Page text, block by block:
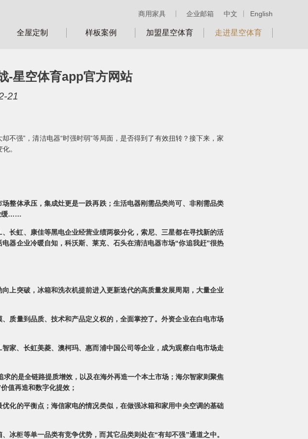
中文 English
商用家具 企业邮箱
全屋定制 样板案例 加盟星空体育 走进星空体育
-星空体育app官方网站
21
不强”，清洁电器“时强时弱”等局面，是否得到了有效扭转？接下来，家
。
整体承压，集成灶更是一跌再跌；生活电器刚需品类尚可、非刚需品类
缓……
长虹、康佳等黑电企业经营业绩两极分化，索尼、三星都在寻找新的活
器企业冷暖自知，科沃斯、莱克、石头在清洁电器市场“你追我赶”很热
上突破，冰箱和洗衣机提前进入更新迭代的高质量发展周期，大量企业
质量到品质、技术和产品定义权的，全面掌控了。外资企业在白电市场
家、长虹美菱、澳柯玛、惠而浦中国公司等企业，成为观察白电市场走
的是全链路提质增效，以及在海外再造一个本土市场；海尔智家则聚焦
值再造和数字化提效；
化的平衡点；海信家电的情况类似，在做强冰箱和家用中央空调的基础
冰柜等单一品类有竞争优势，而其它品类则处在“有却不强”通道之中。